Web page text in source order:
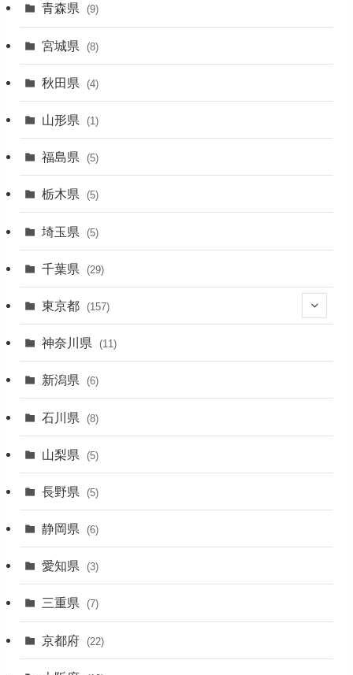
(27)
(2)
(1)
(1)
(1)
(3)
青森県 (9)
宮城県 (8)
秋田県 (4)
山形県 (1)
福島県 (5)
栃木県 (5)
埼玉県 (5)
千葉県 (29)
東京都 (157)
(36)
(11)
(1)
(5)
(11)
(4)
神奈川県 (11)
新潟県 (6)
石川県 (8)
山梨県 (5)
長野県 (5)
静岡県 (6)
愛知県 (3)
三重県 (7)
京都府 (22)